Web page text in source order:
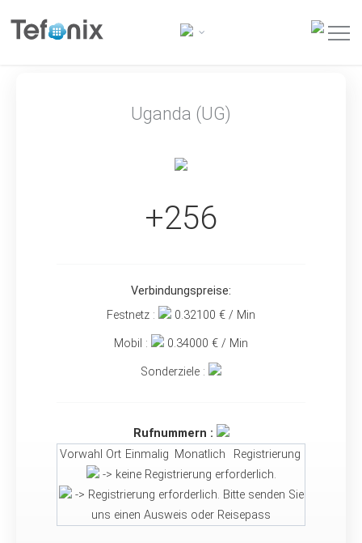
Uganda (UG)
+256
Verbindungspreise:
Festnetz :
0.32100 € / Min
Mobil : 0.34000 € / Min
Sonderziele :
Rufnummern :
Vorwahl Ort Einmalig Monatlich
Registrierung
-> keine Registrierung erforderlich.
-> Registrierung erforderlich. Bitte senden Sie
uns einen Ausweis oder Reisepass